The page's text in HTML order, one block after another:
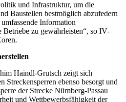
und Infrastruktur, um die
Baustellen bestmöglich abzufedern
Information
Betriebe zu gewährleisten“, so IV-
Haindl-Grutsch zeigt sich
Streckensperren ebenso besorgt und
der Strecke Nürnberg-Passau
und Wettbewerbsfähigkeit der